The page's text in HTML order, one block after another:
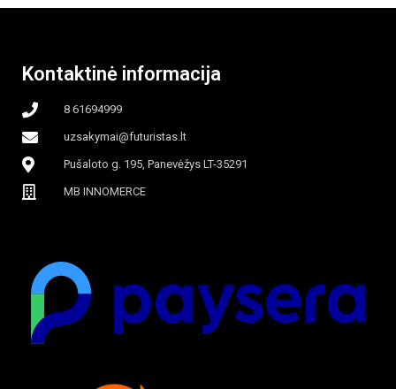
apšvietimas
Kontaktinė informacija
8 61694999
uzsakymai@futuristas.lt
Pušaloto g. 195, Panevėžys LT-35291
MB INNOMERCE